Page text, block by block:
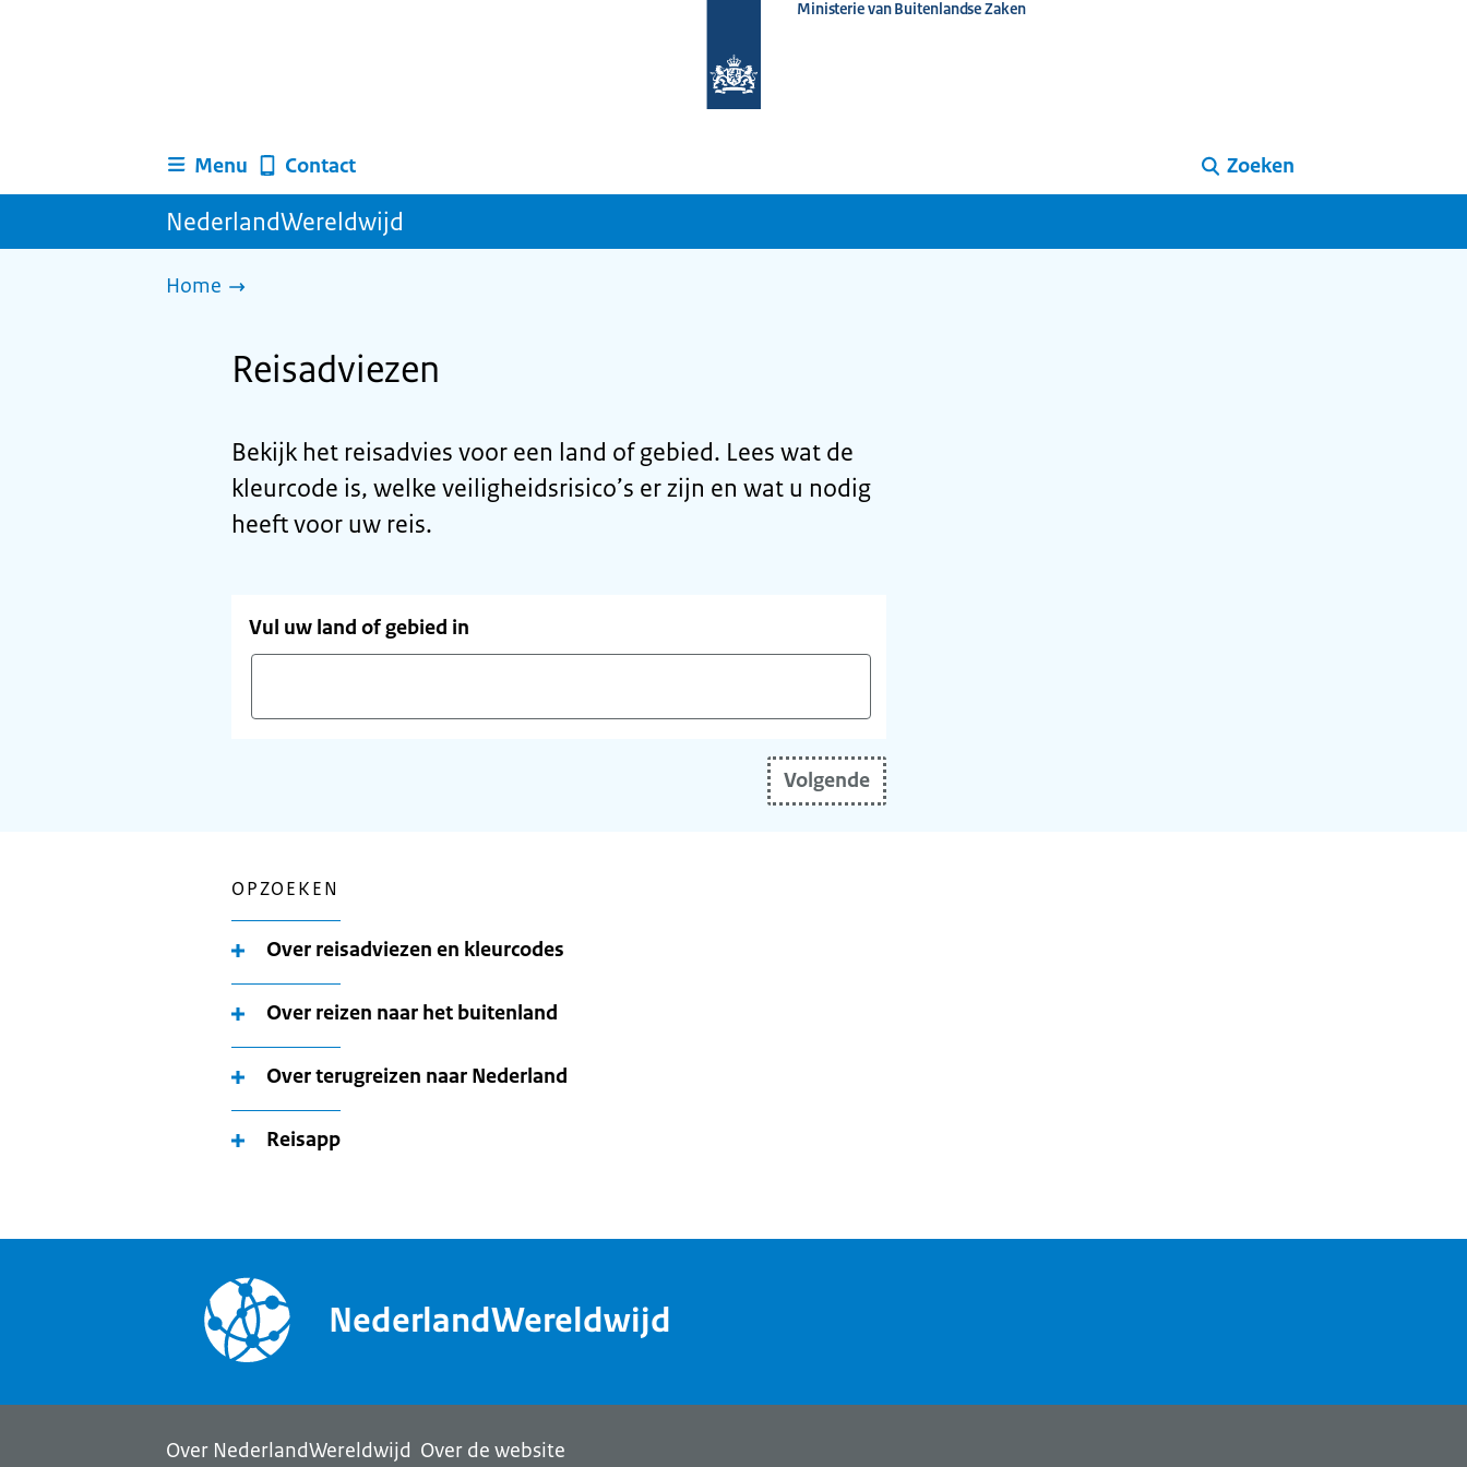
homepage
Ministerie van Buitenlandse Zaken
Menu Contact Zoeken
NederlandWereldwijd
Home
Reisadviezen
Bekijk het reisadvies voor een land of gebied. Lees wat de
kleurcode is, welke veiligheidsrisico’s er zijn en wat u nodig
heeft voor uw reis.
Vul uw land of gebied in
gebruik
de
pijltoetsen
om
uw
land
Volgende
OPZOEKEN
Over reisadviezen en kleurcodes
Over reizen naar het buitenland
Over terugreizen naar Nederland
Reisapp
NederlandWereldwijd
Over NederlandWereldwijd Over de website